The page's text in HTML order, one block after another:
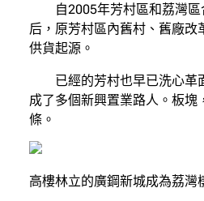
自2005年芳村區和荔灣區
后，原芳村區內舊村、舊廠改
供貨起源。
已經的芳村也早已洗心革
成了多個新興置業路人。板塊
條。
高樓林立的廣鋼新城成為荔灣